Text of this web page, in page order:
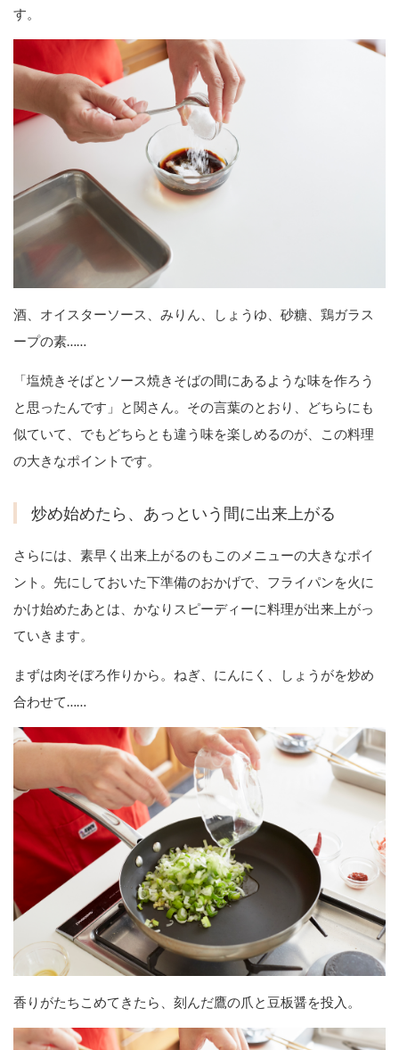
す。
酒、オイスターソース、みりん、しょうゆ、砂糖、鶏ガラス
ープの素……
「塩焼きそばとソース焼きそばの間にあるような味を作ろう
と思ったんです」と関さん。その言葉のとおり、どちらにも
似ていて、でもどちらとも違う味を楽しめるのが、この料理
の大きなポイントです。
炒め始めたら、あっという間に出来上がる
さらには、素早く出来上がるのもこのメニューの大きなポイ
ント。先にしておいた下準備のおかげで、フライパンを火に
かけ始めたあとは、かなりスピーディーに料理が出来上がっ
ていきます。
まずは肉そぼろ作りから。ねぎ、にんにく、しょうがを炒め
合わせて……
香りがたちこめてきたら、刻んだ鷹の爪と豆板醤を投入。